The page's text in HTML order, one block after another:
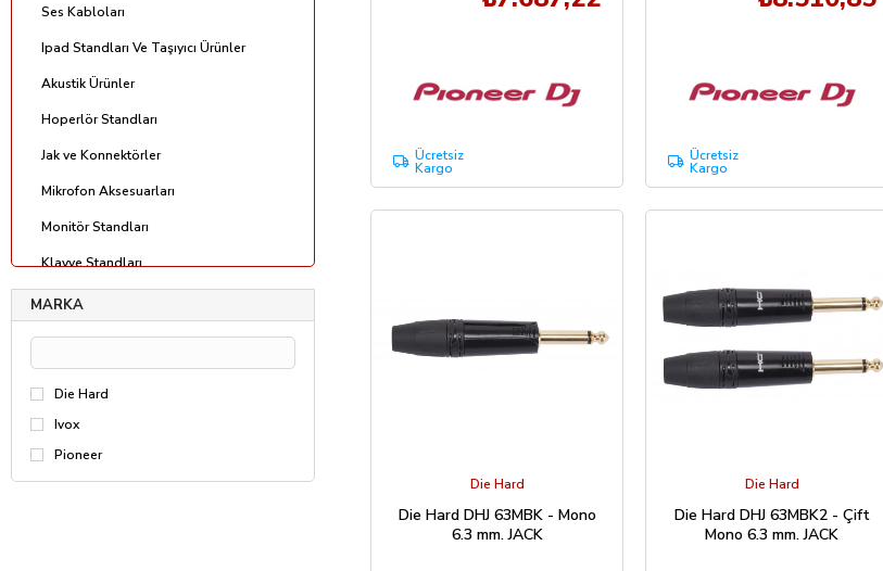
Ses Kabloları
Ipad Standları Ve Taşıyıcı Ürünler
Akustik Ürünler
Hoperlör Standları
Jak ve Konnektörler
Mikrofon Aksesuarları
Monitör Standları
Klavye Standları
Montaj Aparatları
Nota Sehpası
Notebook Standları
Pedallar
MARKA
Die Hard
Ivox
Pioneer
Ücretsiz
Kargo
Ücretsiz
Kargo
Die Hard
Die Hard DHJ 63MBK - Mono
6.3 mm. JACK
Die Hard
Die Hard DHJ 63MBK2 - Çift
Mono 6.3 mm. JACK